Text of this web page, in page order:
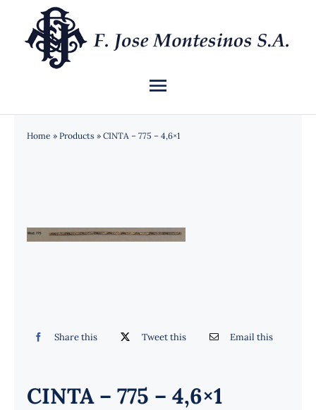
contenido
Toggle
Navigation
INICIO
Home » Products » CINTA – 775 – 4,6×1
Share this Tweet this Email this
CINTA – 775 – 4,6×1